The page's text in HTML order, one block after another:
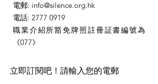
電郵: info@silence.org.hk
電話: 2777 0919
職業介紹所豁免牌照註冊証書編號為
《077》
​立即訂閱吧！請輸入您的電郵